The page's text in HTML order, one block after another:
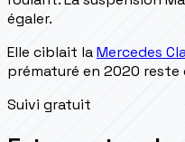
égaler.
Elle ciblait laMercedes
prématuré en 2020 reste
Suivi gratuit